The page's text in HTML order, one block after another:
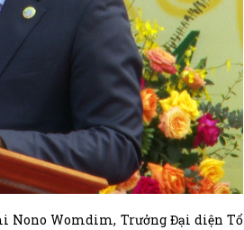
Nono Womdim, Trưởng Đại diện Tổ